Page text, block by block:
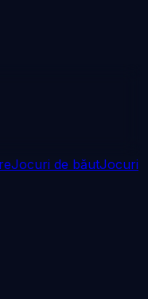
Jocuri de băutJocuri